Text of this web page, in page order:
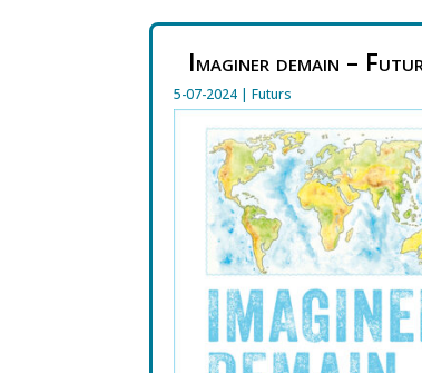
Imaginer demain –
5-07-2024 |Futurs